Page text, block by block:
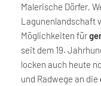
Malerische Dörfer,
Lagunenlandschaft
Möglichkeiten für
seit dem 19.
locken auch heute
und Radwege an die